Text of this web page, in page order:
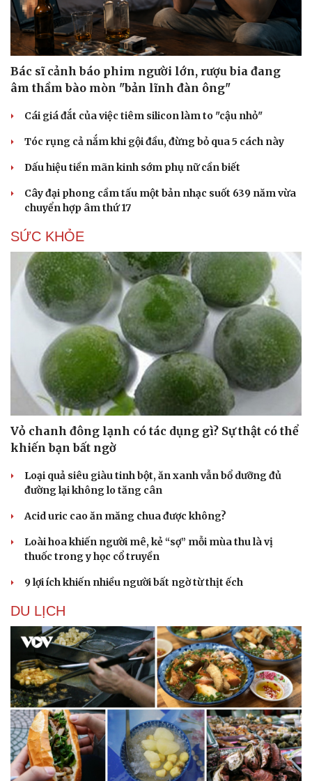
Bác sĩ cảnh báo phim người lớn, rượu bia đang
âm thầm bào mòn "bản lĩnh đàn ông"
Cái giá đắt của việc tiêm silicon làm to "cậu nhỏ"
Tóc rụng cả nắm khi gội đầu, đừng bỏ qua 5 cách này
Dấu hiệu tiền mãn kinh sớm phụ nữ cần biết
Cây đại phong cầm tấu một bản nhạc suốt 639 năm vừa
chuyển hợp âm thứ 17
SỨC KHỎE
Vỏ chanh đông lạnh có tác dụng gì? Sự thật có thể
khiến bạn bất ngờ
Loại quả siêu giàu tinh bột, ăn xanh vẫn bổ dưỡng đủ
đường lại không lo tăng cân
Acid uric cao ăn măng chua được không?
Loài hoa khiến người mê, kẻ “sợ” mỗi mùa thu là vị
thuốc trong y học cổ truyền
9 lợi ích khiến nhiều người bất ngờ từ thịt ếch
DU LỊCH